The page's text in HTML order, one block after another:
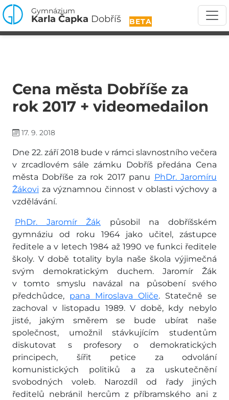
Gymnázium
BETA
Karla Čapka Dobříš
Cena města Dobříše za
rok 2017 + videomedailon
17. 9. 2018
Dne 22. září 2018 bude v rámci slavnostního večera
v zrcadlovém sále zámku Dobříš předána Cena
města Dobříše za rok 2017 panu PhDr. Jaromíru
Žákovi za významnou činnost v oblasti výchovy a
vzdělávání.
PhDr. Jaromír Žák působil na dobříšském
gymnáziu od roku 1964 jako učitel, zástupce
ředitele a v letech 1984 až 1990 ve funkci ředitele
školy. V době totality byla naše škola výjimečná
svým demokratickým duchem. Jaromír Žák
v tomto smyslu navázal na působení svého
předchůdce, pana Miroslava Oliče. Statečně se
zachoval v listopadu 1989. V době, kdy nebylo
jisté, jakým směrem se bude ubírat naše
společnost, umožnil stávkujícím studentům
diskutovat s profesory o demokratických
principech, šířit petice za odvolání
komunistických politiků a za uskutečnění
svobodných voleb. Narozdíl od řady jiných
ředitelů nebránil hercům z příbramského ani z